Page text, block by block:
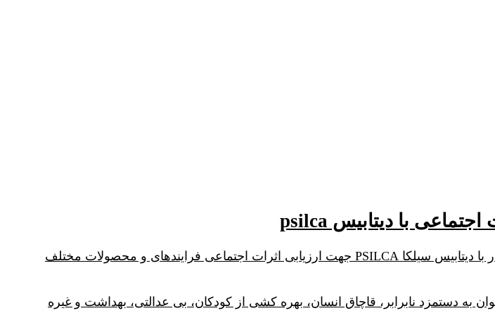
در این ویدئو می توانید قسمتهایی از آموزش نرم افزار OPENLCA و نحوه کار با دیتابیس سیلکا PSILCA جهت ارزیابی اثرات اجتماعی فرایندهای و محصولات مختلف
به دستمزد نابرابر، قاچاق انسان، بهره کشی از کودکان، بی عدالتی، بهداشت و غیره